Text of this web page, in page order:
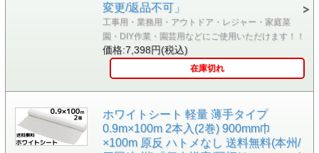
変更/返品不可」
工事用・業務用・アウトドア・レジャー・家庭菜
園・DIY作業・園芸用などにご使用いただけます！！
価格:7,398円(税込)
在庫切れ
ホワイトシート 軽量 薄手タイプ
0.9m×100m 2本入(2巻) 900mm巾
×100m 原反 ハトメなし 送料無料(本州/